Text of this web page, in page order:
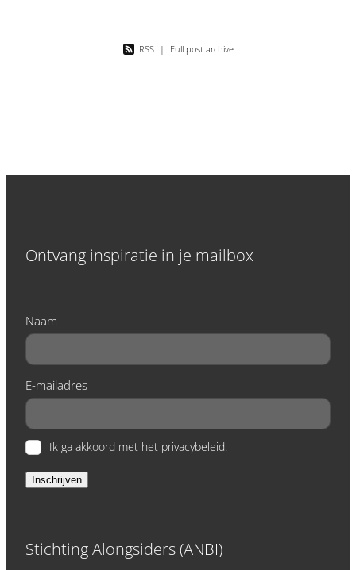
RSS | Full post archive
Ontvang inspiratie in je mailbox
Naam
E-mailadres
Ik ga akkoord met het privacybeleid.
Inschrijven
Stichting Alongsiders (ANBI)